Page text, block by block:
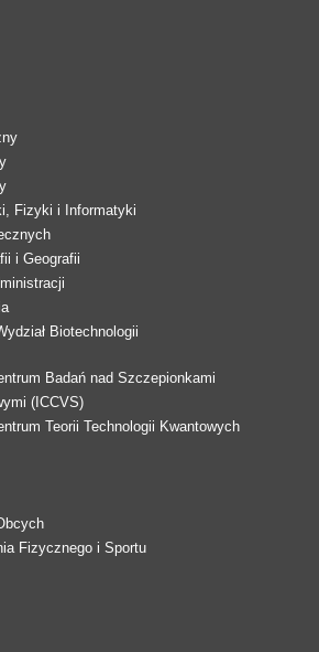
Fizyki i Informatyki
i Geografii
Biotechnologii
Badań nad Szczepionkami
(ICCVS)
Teorii Technologii Kwantowych
Fizycznego i Sportu